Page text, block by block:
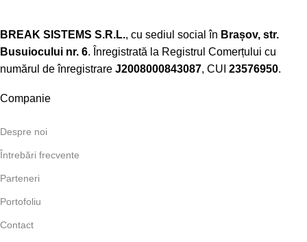
BREAK SISTEMS S.R.L., cu sediul social în Brașov, str.
Busuiocului nr. 6. Înregistrată la Registrul Comerțului cu
numărul de înregistrare J2008000843087, CUI 23576950.​
Companie
Despre noi
Întrebări frecvente
Parteneri
Portofoliu
Contact